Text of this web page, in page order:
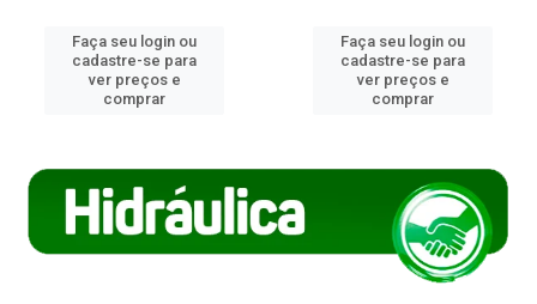
Faça seu login ou
cadastre-se para
ver preços e
comprar
Faça seu login ou
cadastre-se para
ver preços e
comprar